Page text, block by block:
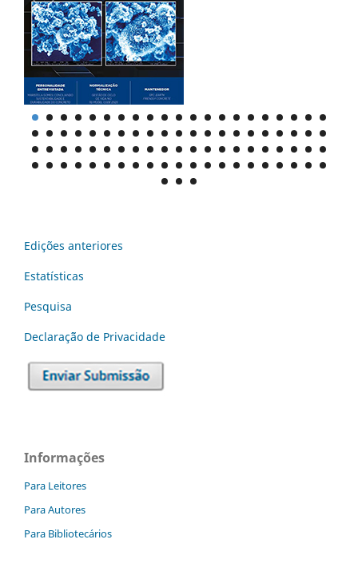
Edições anteriores
Estatísticas
Pesquisa
Declaraç˜ão de Privacidade
Informações
Para Leitores
Para Autores
Para Bibliotecários